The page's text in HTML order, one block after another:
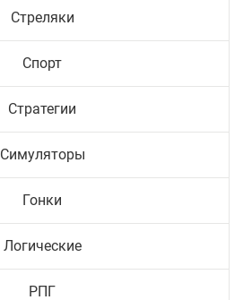
Стреляки
Спорт
Стратегии
Симуляторы
Гонки
Логические
РПГ